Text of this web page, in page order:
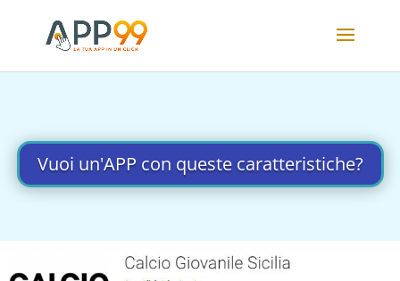
Vuoi un'APP con queste caratteristiche?